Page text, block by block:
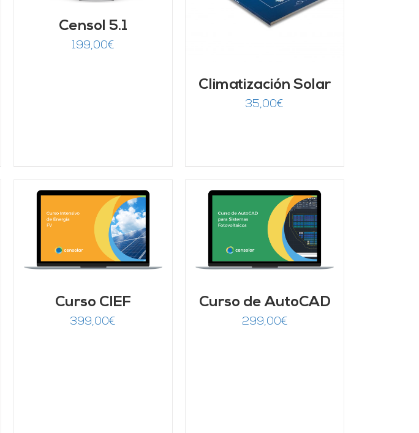
Censol 5.1
199,00€
Climatización Solar
35,00€
Curso CIEF
399,00€
AÑADIR AL CARRITO
DETALLES
Curso de AutoCAD
299,00€